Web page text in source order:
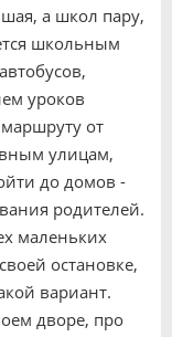
а школ пару,
школьным
уроков
от
улицам,
до домов -
родителей.
маленьких
остановке,
вариант.
дворе, про